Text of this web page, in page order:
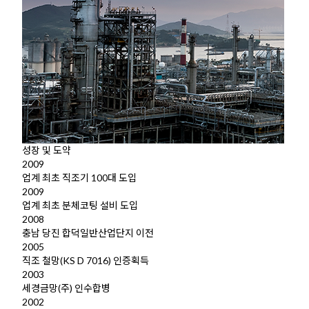
성장 및 도약
2009
업계 최초 직조기 100대 도입
2009
업계 최초 분체코팅 설비 도입
2008
충남 당진 합덕일반산업단지 이전
2005
직조 철망(KS D 7016) 인증획득
2003
세경금망(주) 인수합병
2002